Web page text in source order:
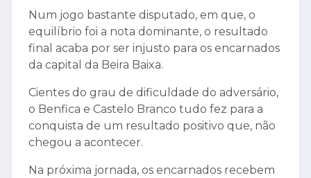
Num jogo bastante disputado, em que, o
equilíbrio foi a nota dominante, o resultado
final acaba por ser injusto para os encarnados
da capital da Beira Baixa.
Cientes do grau de dificuldade do adversário,
o Benfica e Castelo Branco tudo fez para a
conquista de um resultado positivo que, não
chegou a acontecer.
Na próxima jornada, os encarnados recebem